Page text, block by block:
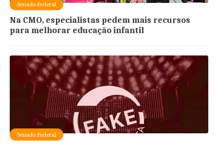
Senado Federal
Na CMO, especialistas pedem mais recursos
para melhorar educação infantil
Senado Federal